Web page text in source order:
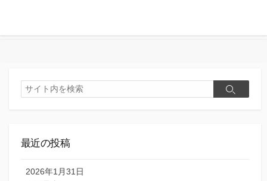
検
索
検
最近の投稿
2026年1月31日